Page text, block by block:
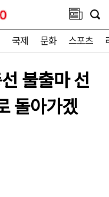
국제 문화 스포츠
불출마 선
돌아가겠